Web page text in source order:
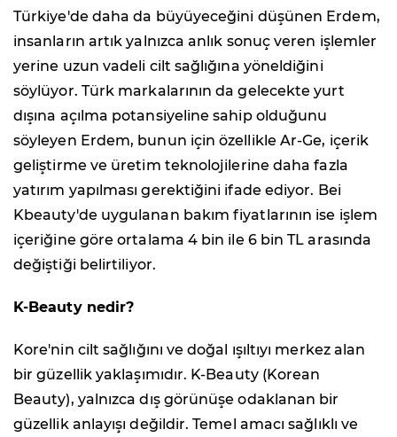
Türkiye'de daha da büyüyeceğini düşünen Erdem,
insanların artık yalnızca anlık sonuç veren işlemler
yerine uzun vadeli cilt sağlığına yöneldiğini
söylüyor. Türk markalarının da gelecekte yurt
dışına açılma potansiyeline sahip olduğunu
söyleyen Erdem, bunun için özellikle Ar-Ge, içerik
geliştirme ve üretim teknolojilerine daha fazla
yatırım yapılması gerektiğini ifade ediyor. Bei
Kbeauty'de uygulanan bakım fiyatlarının ise işlem
içeriğine göre ortalama 4 bin ile 6 bin TL arasında
değiştiği belirtiliyor.
K-Beauty nedir?
Kore'nin cilt sağlığını ve doğal ışıltıyı merkez alan
bir güzellik yaklaşımıdır. K-Beauty (Korean
Beauty), yalnızca dış görünüşe odaklanan bir
güzellik anlayışı değildir. Temel amacı sağlıklı ve